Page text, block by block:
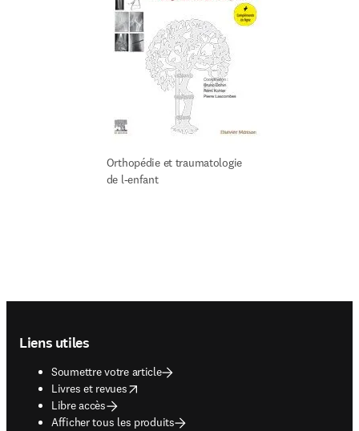
Orthopédie et traumatologie
de l-enfant
Liens utiles
Soumettre votre article
Livres et revues
opens in new tab/window
Libre accès
Afficher tous les produits